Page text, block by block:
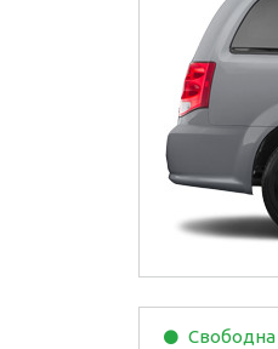
Свободна